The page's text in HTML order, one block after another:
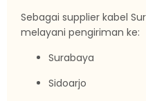
Sebagai supplier kabel
melayani pengiriman ke:
Surabaya
Sidoarjo